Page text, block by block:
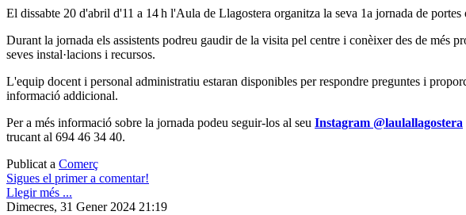
El dissabte 20 d'abril d'11 a 14 h l'Aula de Llagostera organitza la seva 1a jornada de portes
Durant la jornada els assistents podreu gaudir de la visita pel centre i conèixer des de més
seves instal·lacions i recursos.
L'equip docent i personal administratiu estaran disponibles per respondre preguntes i
informació addicional.
Per a més informació sobre la jornada podeu seguir-los al seu Instagram @laulallagostera
trucant al 694 46 34 40.
Publicat a Comerç
Sigues el primer a comentar!
Llegir més ...
Dimecres, 31 Gener 2024 21:19